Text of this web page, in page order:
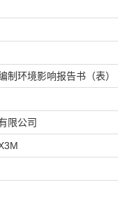
制环境影响报告书（表）
限公司